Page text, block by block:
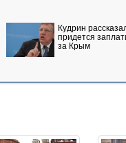
Кудрин
придется
за Крым